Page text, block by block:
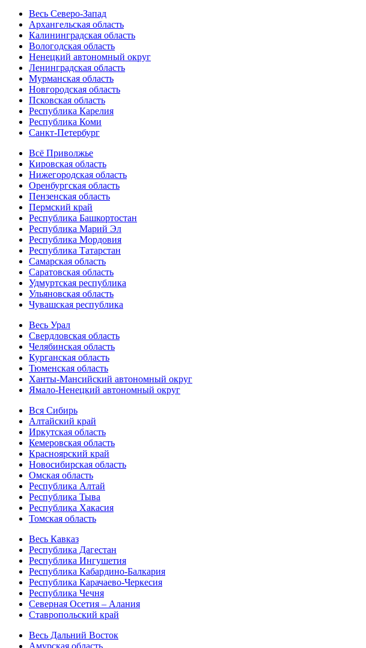
Весь Северо-Запад
Архангельская область
Калининградская область
Вологодская область
Ненецкий автономный округ
Ленинградская область
Мурманская область
Новгородская область
Псковская область
Республика Карелия
Республика Коми
Санкт-Петербург
Всё Приволжье
Кировская область
Нижегородская область
Оренбургская область
Пензенская область
Пермский край
Республика Башкортостан
Республика Марий Эл
Республика Мордовия
Республика Татарстан
Самарская область
Саратовская область
Удмуртская республика
Ульяновская область
Чувашская республика
Весь Урал
Свердловская область
Челябинская область
Курганская область
Тюменская область
Ханты-Мансийский автономный округ
Ямало-Ненецкий автономный округ
Вся Сибирь
Алтайский край
Иркутская область
Кемеровская область
Красноярский край
Новосибирская область
Омская область
Республика Алтай
Республика Тыва
Республика Хакасия
Томская область
Весь Кавказ
Республика Дагестан
Республика Ингушетия
Республика Кабардино-Балкария
Республика Карачаево-Черкесия
Республика Чечня
Северная Осетия – Алания
Ставропольский край
Весь Дальний Восток
Амурская область